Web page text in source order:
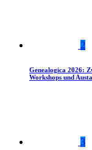
2
Genealogica 2026:
Workshops und
3